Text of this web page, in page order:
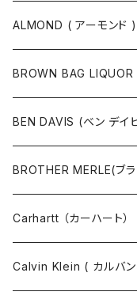
ボストンバッグ / 旅行バ
ポーチ
マスク
ベルト
その他
マスクコード
財布 / キーケース
キーホルダー / スマホス
ニット
ジャケット・ブルゾン
コート
パンツ
パーカ
スウェット
カットソー
パンツ
ジャケット・ブルゾン
コート
シャツ
ALMOND ( アーモンド )
BROWN BAG LIQUOR
半袖Tシャツ
長袖Tシャツ
半袖シャツ
長袖シャツ
BEN DAVIS (ベン デイ
BROTHER MERLE(ブ
Carhartt （カーハート）
Calvin Klein ( カルバン